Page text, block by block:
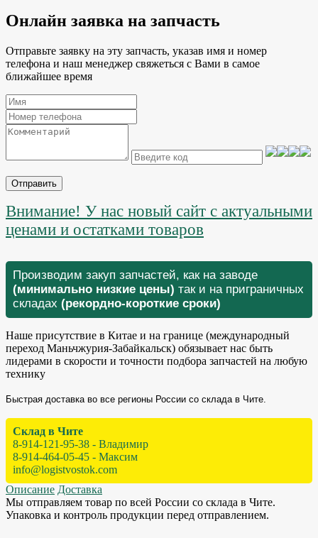
Онлайн заявка на запчасть
Отправьте заявку на эту запчасть, указав имя и номер
телефона и наш менеджер свяжеться с Вами в самое
ближайшее время
Отправить
Внимание! У нас новый сайт с актуальными
ценами и остатками товаров
Производим закуп запчастей, как на заводе
(минимально низкие цены) так и на приграничных
складах (рекордно-короткие сроки)
Наше присутствие в Китае и на границе (международный
переход Маньчжурия-Забайкальск) обязывает нас быть
лидерами в скорости и точности подбора запчастей на любую
технику
Быстрая доставка во все регионы России со склада в Чите.
Склад в Чите
8-914-121-95-38 - Владимир
8-914-464-05-45 - Максим
info@logistvostok.com
Описание Доставка
Мы отправляем товар по всей России со склада в Чите.
Упаковка и контроль продукции перед отправлением.